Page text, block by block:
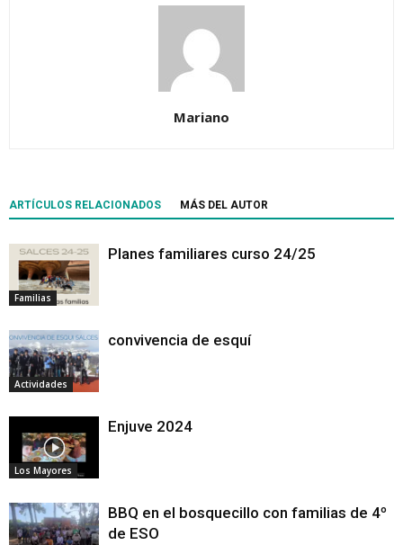
Mariano
ARTÍCULOS RELACIONADOS MÁS DEL AUTOR
Familias
Planes familiares curso 24/25
Actividades
convivencia de esquí
Los Mayores
Enjuve 2024
BBQ en el bosquecillo con familias de 4º
de ESO